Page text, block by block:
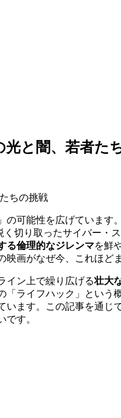
と闇、若者た
可能性を広げていま
く切り取ったサイバー・
る倫理的なジレンマを鮮
画がなぜ今、これほど
イン上で繰り広げる壮大
ライフハック」とい
ます。この記事を通
す。